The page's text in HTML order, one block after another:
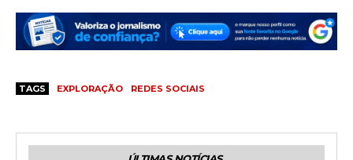
TAGS EXPLORAÇÃO REDES SOCIAIS